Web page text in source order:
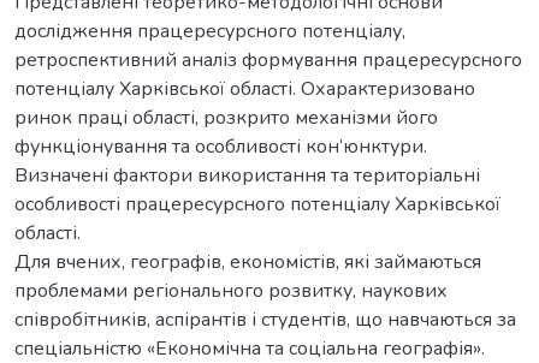
дослідження працересурсного потенціалу,
ретроспективний аналіз формування працересурсного
потенціалу Харківської області. Охарактеризовано
ринок праці області, розкрито механізми його
функціонування та особливості кон’юнктури.
Визначені фактори використання та територіальні
особливості працересурсного потенціалу Харківської
області.
Для вчених, географів, економістів, які займаються
проблемами регіонального розвитку, наукових
співробітників, аспірантів і студентів, що навчаються за
спеціальністю «Економічна та соціальна географія».